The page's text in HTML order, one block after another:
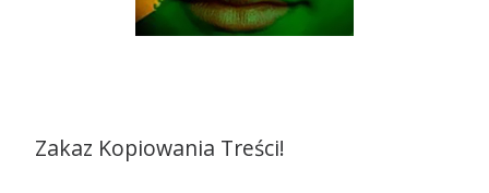
Zakaz Kopiowania Treści!